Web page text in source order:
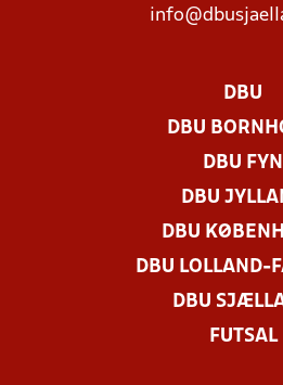
DBU
DBU
DBU FYN
DBU
DBU
DBU LOLLAND-
DBU
FUTSAL